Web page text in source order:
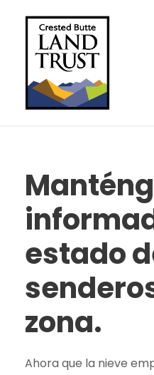
estado
zona.
Ahora que la nieve